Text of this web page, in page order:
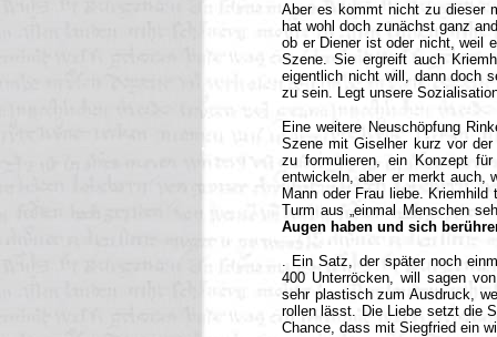
Aber es kommt nicht zu dieser
hat wohl doch zunächst ganz
ob er Diener ist oder nicht, weil
Szene. Sie ergreift auch
eigentlich nicht will, dann doch
zu sein. Legt unsere
Eine weitere Neuschöpfung
Szene mit Giselher kurz vor der
zu formulieren, ein Konzept für
entwickeln, aber er merkt auch,
Mann oder Frau liebe.
Turm aus „einmal Menschen
Augen haben und sich
. Ein Satz, der später noch
400 Unterröcken, will sagen
sehr plastisch zum Ausdruck,
rollen lässt. Die Liebe setzt die
Chance, dass mit Siegfried ein